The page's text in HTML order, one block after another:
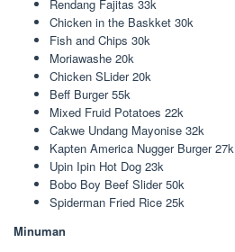
Rendang Fajitas 33k
Chicken in the Baskket 30k
Fish and Chips 30k
Moriawashe 20k
Chicken SLider 20k
Beff Burger 55k
Mixed Fruid Potatoes 22k
Cakwe Undang Mayonise 32k
Kapten America Nugger Burger 27k
Upin Ipin Hot Dog 23k
Bobo Boy Beef Slider 50k
Spiderman Fried Rice 25k
Minuman